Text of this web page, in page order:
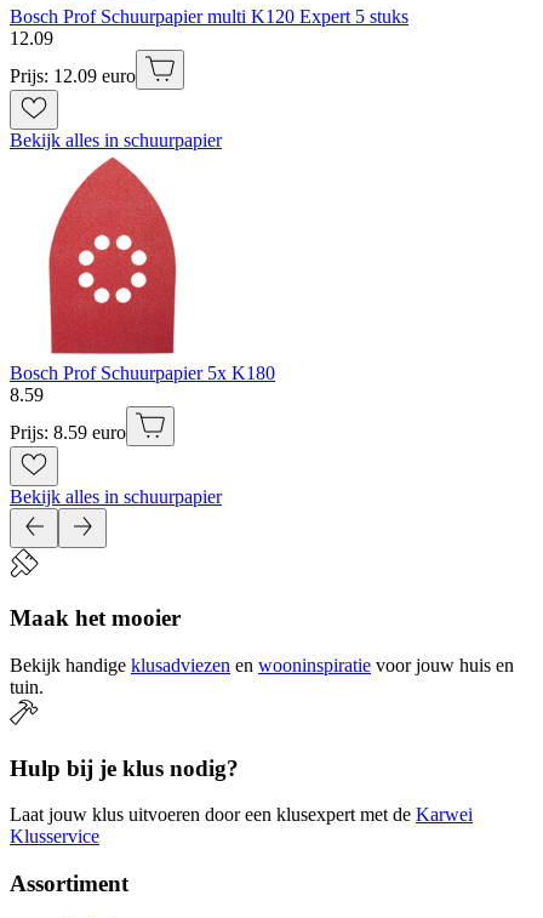
Bosch Prof Schuurpapier multi K120 Expert 5 stuks
12.09
Prijs: 12.09 euro
Bekijk alles in schuurpapier
Bosch Prof Schuurpapier 5x K180
8.59
Prijs: 8.59 euro
Bekijk alles in schuurpapier
Maak het mooier
Bekijk handige klusadviezen en wooninspiratie voor jouw huis en
tuin.
Hulp bij je klus nodig?
Laat jouw klus uitvoeren door een klusexpert met de Karwei
Klusservice
Assortiment